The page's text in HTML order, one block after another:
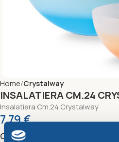
Home Crystalway
INSALATIERA CM.24
Insalatiera Cm.24 Crystalway
7,79€
Color